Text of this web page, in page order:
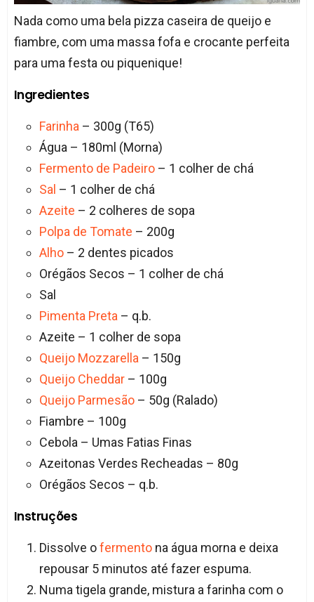
Nada como uma bela pizza caseira de queijo e
fiambre, com uma massa fofa e crocante perfeita
para uma festa ou piquenique!
Ingredientes
Farinha– 300g (T65)
Água – 180ml (Morna)
Fermento de Padeiro– 1 colher de chá
Sal – 1 colher de chá
Azeite – 2 colheres de sopa
Polpa de Tomate – 200g
Alho– 2 dentes picados
Orégãos Secos – 1 colher de chá
Sal
Pimenta Preta– q.b.
Azeite – 1 colher de sopa
Queijo Mozzarella– 150g
Queijo Cheddar– 100g
Queijo Parmesão– 50g (Ralado)
Fiambre – 100g
Cebola – Umas Fatias Finas
Azeitonas Verdes Recheadas – 80g
Orégãos Secos – q.b.
Instruções
Dissolve ofermentona água morna e deixa
repousar 5 minutos até fazer espuma.
Numa tigela grande, mistura a farinha com o